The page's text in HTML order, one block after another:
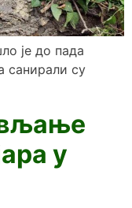
је до пада
санирали су
у